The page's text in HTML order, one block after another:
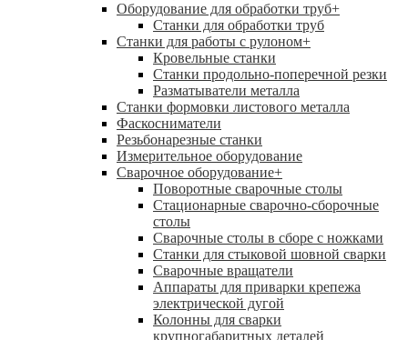
Оборудование для обработки труб+
Станки для обработки труб
Станки для работы с рулоном+
Кровельные станки
Станки продольно-поперечной резки
Разматыватели металла
Станки формовки листового металла
Фаскосниматели
Резьбонарезные станки
Измерительное оборудование
Сварочное оборудование+
Поворотные сварочные столы
Стационарные сварочно-сборочные
столы
Сварочные столы в сборе с ножками
Станки для стыковой шовной сварки
Сварочные вращатели
Аппараты для приварки крепежа
электрической дугой
Колонны для сварки
крупногабаритных деталей